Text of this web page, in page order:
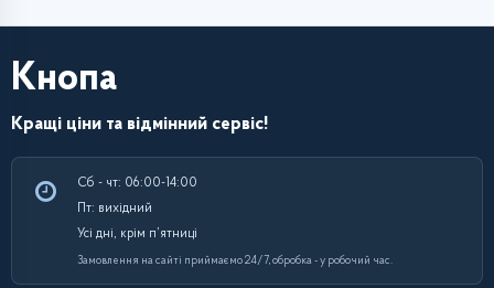
Кнопа
Кращі ціни та відмінний сервіс!
Сб - чт: 06:00-14:00
Пт: вихідний
Усі дні, крім п’ятниці
Замовлення на сайті приймаємо 24/7, обробка - у робочий час.